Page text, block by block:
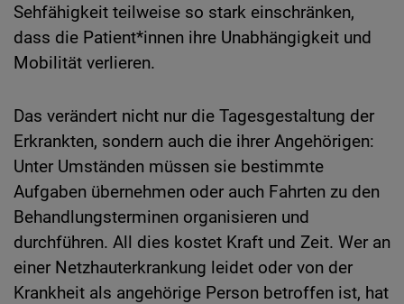
Sehfähigkeit teilweise so stark einschränken,
dass die Patient*innen ihre Unabhängigkeit und
Mobilität verlieren.
Das verändert nicht nur die Tagesgestaltung der
Erkrankten, sondern auch die ihrer Angehörigen:
Unter Umständen müssen sie bestimmte
Aufgaben übernehmen oder auch Fahrten zu den
Behandlungsterminen organisieren und
durchführen. All dies kostet Kraft und Zeit. Wer an
einer Netzhauterkrankung leidet oder von der
Krankheit als angehörige Person betroffen ist, hat